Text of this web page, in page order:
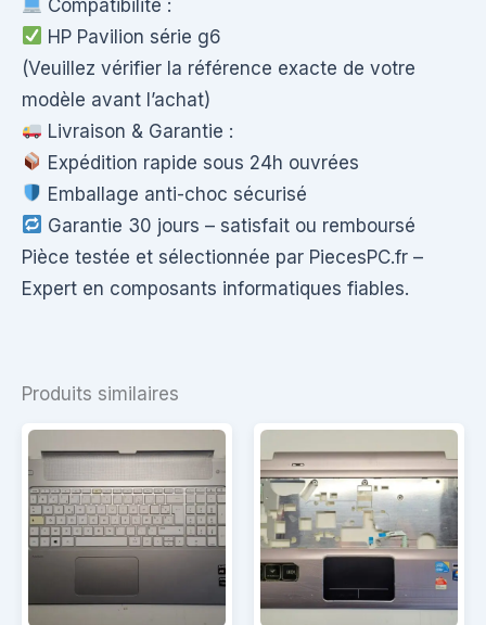
Compatibilité :
HP Pavilion série g6
(Veuillez vérifier la référence exacte de votre
modèle avant l’achat)
Livraison & Garantie :
Expédition rapide sous 24h ouvrées
Emballage anti-choc sécurisé
Garantie 30 jours – satisfait ou remboursé
Pièce testée et sélectionnée par PiecesPC.fr –
Expert en composants informatiques fiables.
Produits similaires